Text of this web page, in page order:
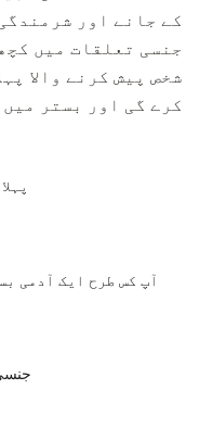
کے جانے اور
جنسی تعلقات میں
شخص پیش کرنے والا
کرے گی اور بستر
آپ کس طرح ایک آدمی